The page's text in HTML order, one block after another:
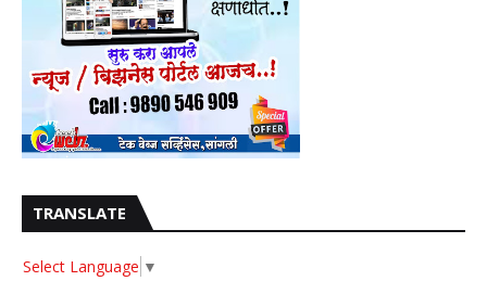
TRANSLATE
Select Language ▼